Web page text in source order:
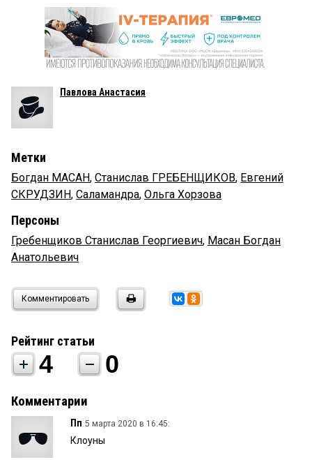
Павлова Анастасия
Метки
Богдан МАСАН, Станислав ГРЕБЕНЩИКОВ, Евгений
СКРУДЗИН, Саламандра, Ольга Хорзова
Персоны
Гребенщиков Станислав Георгиевич, Масан Богдан
Анатольевич
Комментировать
Рейтинг статьи
4 0
Комментарии
Пп 5 марта 2020 в 16:45:
Клоуны